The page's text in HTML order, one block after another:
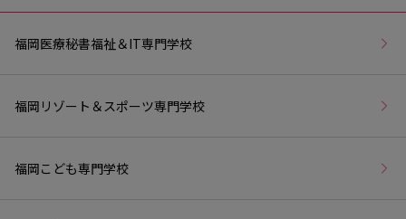
福岡医療秘書福祉＆IT専門学校
福岡リゾート＆スポーツ専門学校
福岡こども専門学校